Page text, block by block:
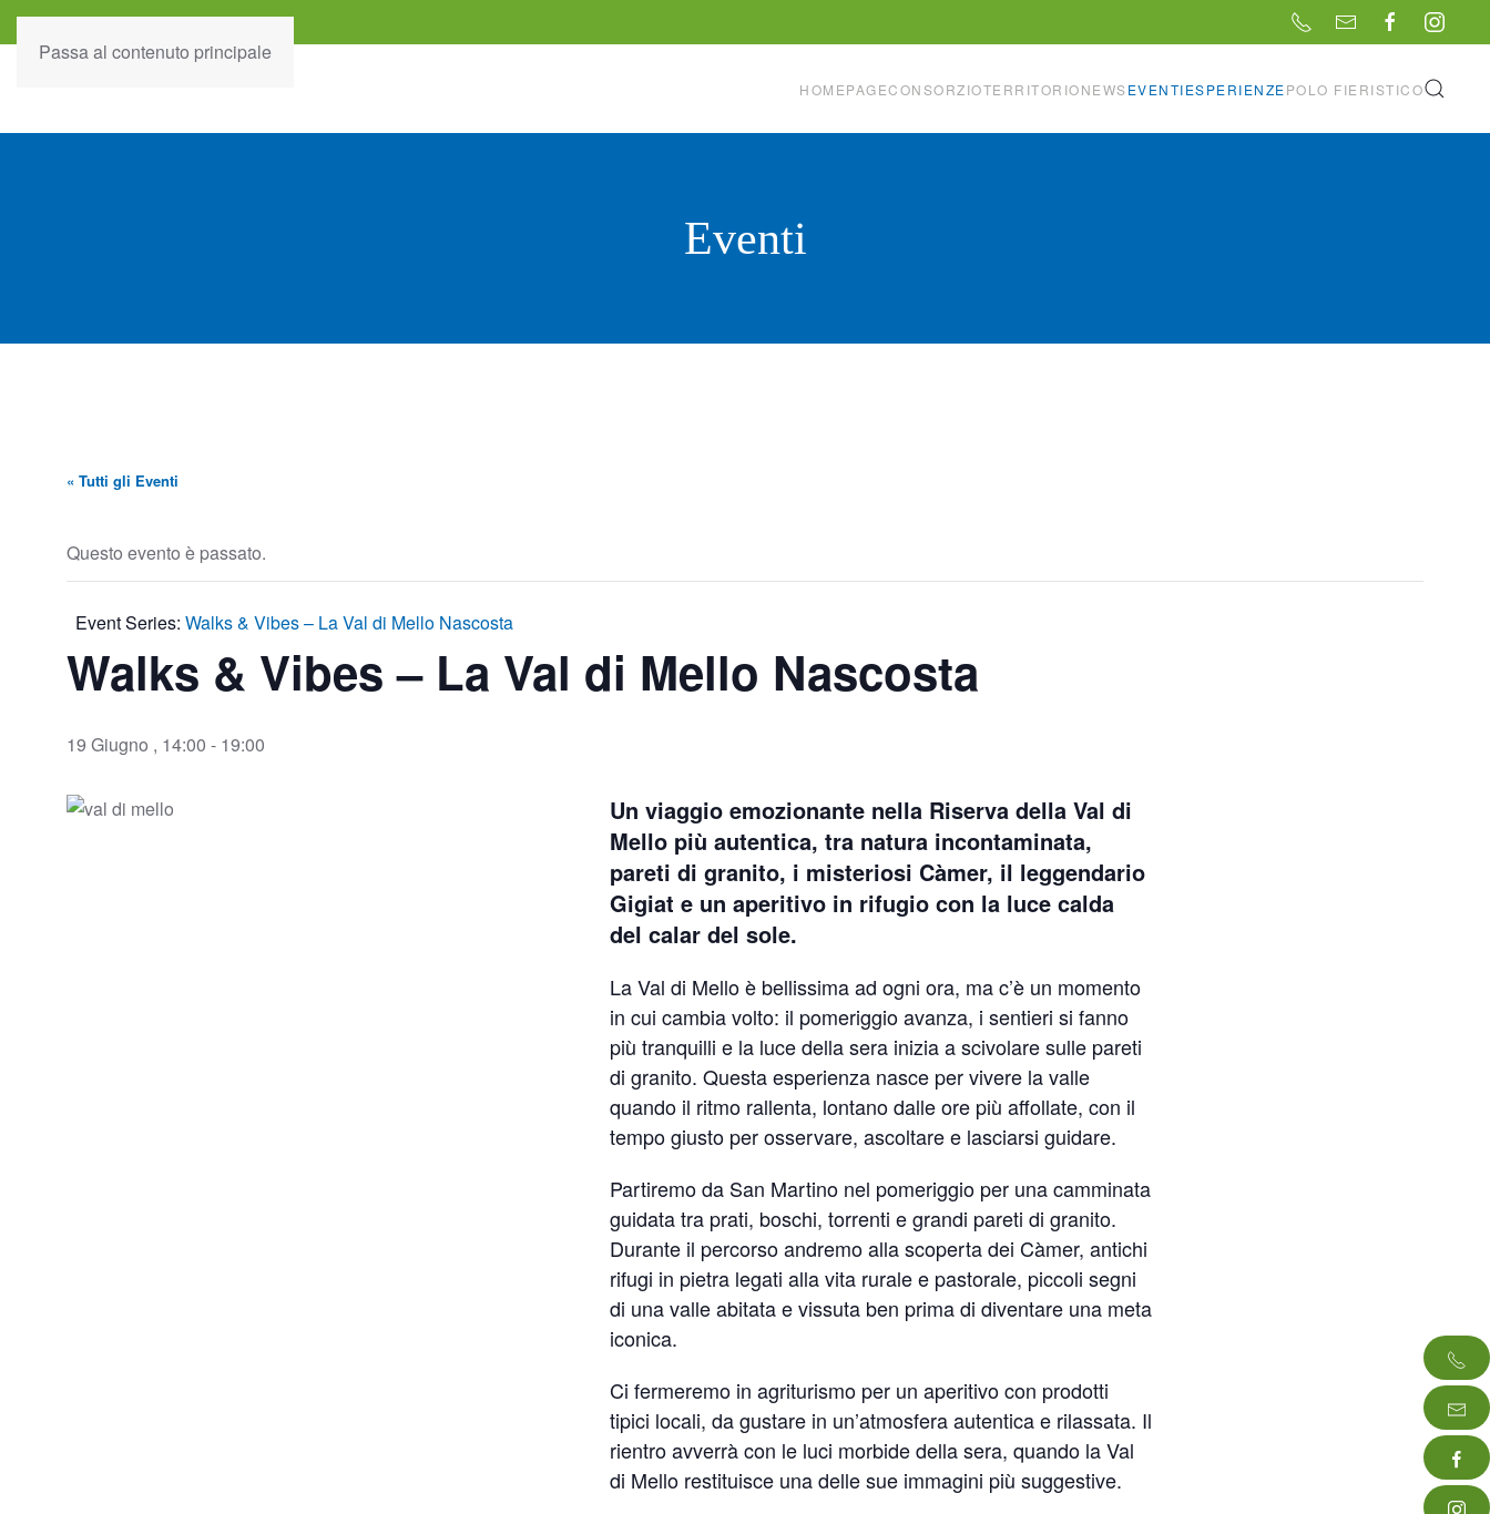
Passa al contenuto principale
HOMEPAGECONSORZIOTERRITORIONEWSEVENTIESPERIENZEPOLO FIERISTICO
Eventi
« Tutti gli Eventi
Questo evento è passato.
Event Series: Walks & Vibes – La Val di Mello Nascosta
Walks & Vibes – La Val di Mello Nascosta
19 Giugno , 14:00 - 19:00
Un viaggio emozionante nella Riserva della Val di
Mello più autentica, tra natura incontaminata,
pareti di granito, i misteriosi Càmer, il leggendario
Gigiat e un aperitivo in rifugio con la luce calda
del calar del sole.
La Val di Mello è bellissima ad ogni ora, ma c’è un momento
in cui cambia volto: il pomeriggio avanza, i sentieri si fanno
più tranquilli e la luce della sera inizia a scivolare sulle pareti
di granito. Questa esperienza nasce per vivere la valle
quando il ritmo rallenta, lontano dalle ore più affollate, con il
tempo giusto per osservare, ascoltare e lasciarsi guidare.
Partiremo da San Martino nel pomeriggio per una camminata
guidata tra prati, boschi, torrenti e grandi pareti di granito.
Durante il percorso andremo alla scoperta dei Càmer, antichi
rifugi in pietra legati alla vita rurale e pastorale, piccoli segni
di una valle abitata e vissuta ben prima di diventare una meta
iconica.
Ci fermeremo in agriturismo per un aperitivo con prodotti
tipici locali, da gustare in un’atmosfera autentica e rilassata. Il
rientro avverrà con le luci morbide della sera, quando la Val
di Mello restituisce una delle sue immagini più suggestive.